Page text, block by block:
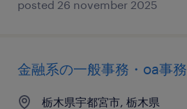
posted 26 november 2025
金融系の一般事務・oa事務
栃木県宇都宮市, 栃木県